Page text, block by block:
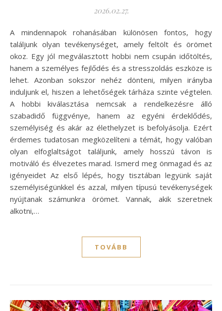
2026.02.27.
A mindennapok rohanásában különösen fontos, hogy
találjunk olyan tevékenységet, amely feltölt és örömet
okoz. Egy jól megválasztott hobbi nem csupán időtöltés,
hanem a személyes fejlődés és a stresszoldás eszköze is
lehet. Azonban sokszor nehéz dönteni, milyen irányba
induljunk el, hiszen a lehetőségek tárháza szinte végtelen.
A hobbi kiválasztása nemcsak a rendelkezésre álló
szabadidő függvénye, hanem az egyéni érdeklődés,
személyiség és akár az élethelyzet is befolyásolja. Ezért
érdemes tudatosan megközelíteni a témát, hogy valóban
olyan elfoglaltságot találjunk, amely hosszú távon is
motiváló és élvezetes marad. Ismerd meg önmagad és az
igényeidet Az első lépés, hogy tisztában legyünk saját
személyiségünkkel és azzal, milyen típusú tevékenységek
nyújtanak számunkra örömet. Vannak, akik szeretnek
alkotni,…
TOVÁBB